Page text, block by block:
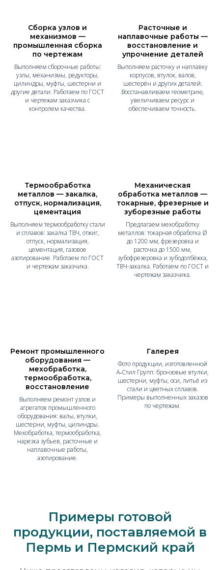
Сборка узлов и
механизмов —
промышленная сборка
по чертежам
Выполняем сборочные работы:
узлы, механизмы, редукторы,
цилиндры, муфты, шестерни и
другие детали. Работаем по ГОСТ
и чертежам заказчика с
контролем качества.
Расточные и
наплавочные работы —
восстановление и
упрочнение деталей
Выполняем расточку и наплавку
корпусов, втулок, валов,
шестерён и других деталей.
Восстанавливаем геометрию,
увеличиваем ресурс и
обеспечиваем точность.
Термообработка
металлов — закалка,
отпуск, нормализация,
цементация
Выполняем термообработку стали
и сплавов: закалка ТВЧ, отжиг,
отпуск, нормализация,
цементация, газовое
азотирование. Работаем по ГОСТ
и чертежам заказчика.
Механическая
обработка металлов —
токарные, фрезерные и
зуборезные работы
Предлагаем мехобработку
металлов: токарная обработка Ø
до 1200 мм, фрезеровка и
расточка до 1500 мм,
зубофрезеровка и зубодолбёжка,
ТВЧ-закалка. Работаем по ГОСТ и
чертежам заказчика.
Ремонт промышленного
оборудования —
мехобработка,
термообработка,
восстановление
Выполняем ремонт узлов и
агрегатов промышленного
оборудования: валы, втулки,
шестерни, муфты, цилиндры.
Мехобработка, термообработка,
нарезка зубьев, расточные и
наплавочные работы,
азотирование.
Галерея
Фото продукции, изготовленной
А‑Стил Групп: бронзовые втулки,
шестерни, муфты, оси, литьё из
стали и цветных сплавов.
Примеры выполненных заказов
по чертежам.
Примеры готовой
продукции, поставляемой в
Пермь и Пермский край